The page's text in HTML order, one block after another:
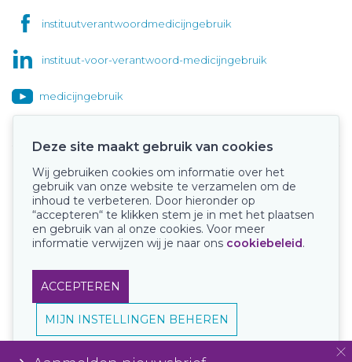
instituutverantwoordmedicijngebruik
instituut-voor-verantwoord-medicijngebruik
medicijngebruik
Onze keurmerken
Deze site maakt gebruik van cookies
Wij gebruiken cookies om informatie over het
gebruik van onze website te verzamelen om de
inhoud te verbeteren. Door hieronder op
“accepteren“ te klikken stem je in met het plaatsen
en gebruik van al onze cookies. Voor meer
informatie verwijzen wij je naar ons cookiebeleid.
ACCEPTEREN
MIJN INSTELLINGEN BEHEREN